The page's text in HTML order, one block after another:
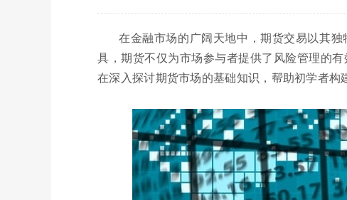
在金融市场的广阔天地中，期货交易以其
具，期货不仅为市场参与者提供了风险管理的
在深入探讨期货市场的基础知识，帮助初学者构